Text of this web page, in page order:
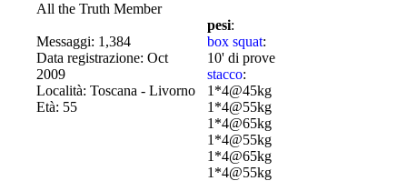
All the Truth Member
Messaggi: 1,384
Data registrazione: Oct
2009
Località: Toscana - Livorno
Età: 55
pesi:
box squat:
10' di prove
stacco:
1*4@45kg
1*4@55kg
1*4@65kg
1*4@55kg
1*4@65kg
1*4@55kg